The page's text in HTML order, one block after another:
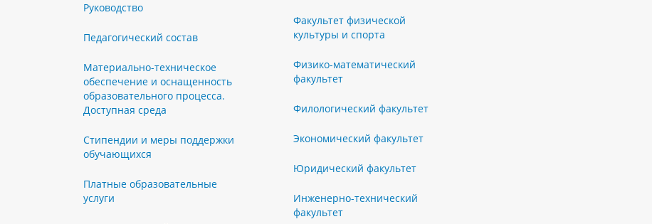
Руководство
Педагогический состав
Материально-техническое
обеспечение и оснащенность
образовательного процесса.
Доступная среда
Стипендии и меры поддержки
обучающихся
Платные образовательные
услуги
Факультет физической
культуры и спорта
Физико-математический
факультет
Филологический факультет
Экономический факультет
Юридический факультет
Инженерно-технический
факультет